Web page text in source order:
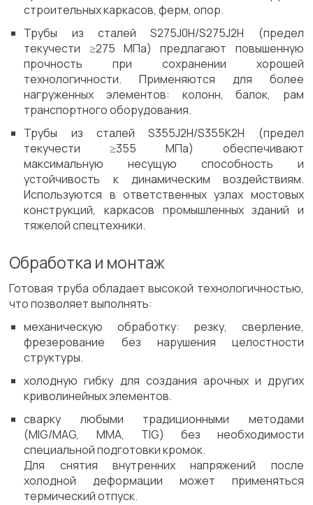
строительных каркасов, ферм, опор.
Трубы из сталей S275J0H/S275J2H (предел
текучести ≥275 МПа) предлагают повышенную
прочность при сохранении хорошей
технологичности. Применяются для более
нагруженных элементов: колонн, балок, рам
транспортного оборудования.
Трубы из сталей S355J2H/S355K2H (предел
текучести ≥355 МПа) обеспечивают
максимальную несущую способность и
устойчивость к динамическим воздействиям.
Используются в ответственных узлах мостовых
конструкций, каркасов промышленных зданий и
тяжелой спецтехники.
Обработка и монтаж
Готовая труба обладает высокой технологичностью,
что позволяет выполнять:
механическую обработку: резку, сверление,
фрезерование без нарушения целостности
структуры.
холодную гибку для создания арочных и других
криволинейных элементов.
сварку любыми традиционными методами
(MIG/MAG, MMA, TIG) без необходимости
специальной подготовки кромок.
Для снятия внутренних напряжений после
холодной деформации может применяться
термический отпуск.